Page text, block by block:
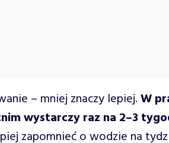
– mniej znaczy lepiej.W
wystarczy raz na 2–3
zapomnieć o wodzie na